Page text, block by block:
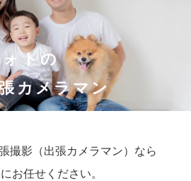
トの
カメラマン
撮影（出張カメラマン）なら
お任せください。